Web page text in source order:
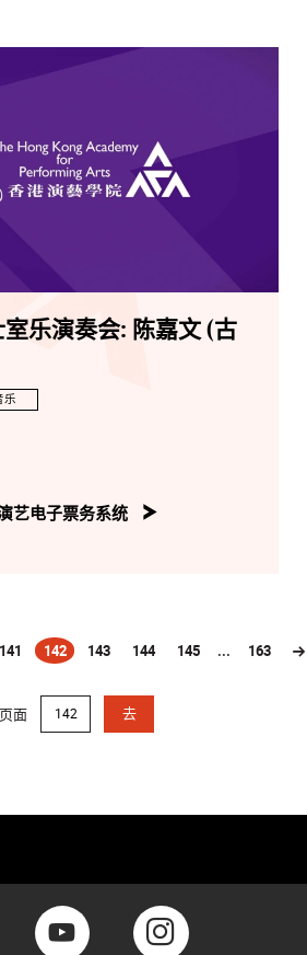
乐演奏会: 陈嘉文 (古
乐
艺电子票务系统
141 142
(current)143 144 145 ... 163
面 去